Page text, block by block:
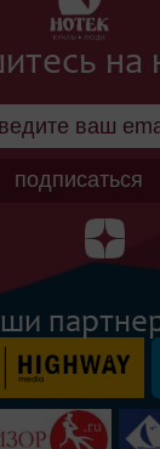
на
подписаться